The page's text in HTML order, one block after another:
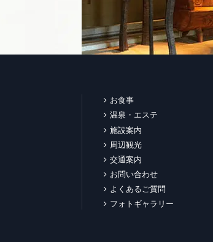
お食事
温泉・エステ
施設案内
周辺観光
交通案内
お問い合わせ
よくあるご質問
フォトギャラリー